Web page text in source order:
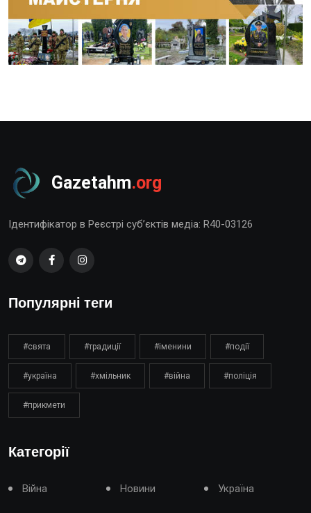
Gazetahm.org
Ідентифікатор в Реєстрі суб’єктів медіа: R40-03126
Популярні теги
#свята #традиції #іменини #події
#україна #хмільник #війна #поліція
#прикмети
Категорії
Війна Новини Україна